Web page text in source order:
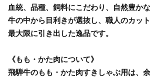
血統、品種、飼料にこだわり、自然豊か
牛の中から目利きが選抜し、職人のカッ
最大限に引き出した逸品です。
《もも・かた肉について》
飛騨牛のもも・かた肉すきしゃぶ用は、